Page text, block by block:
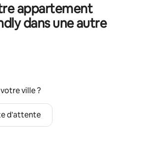
appartement
dans une autre
ville ?
d'attente